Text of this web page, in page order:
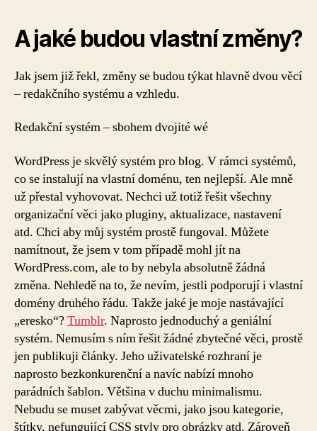
A jaké budou vlastní změny?
Jak jsem již řekl, změny se budou týkat hlavně dvou věcí
– redakčního systému a vzhledu.
Redakční systém – sbohem dvojité wé
WordPress je skvělý systém pro blog. V rámci systémů,
co se instalují na vlastní doménu, ten nejlepší. Ale mně
už přestal vyhovovat. Nechci už totiž řešit všechny
organizační věci jako pluginy, aktualizace, nastavení
atd. Chci aby můj systém prostě fungoval. Můžete
namítnout, že jsem v tom případě mohl jít na
WordPress.com, ale to by nebyla absolutně žádná
změna. Nehledě na to, že nevím, jestli podporují i vlastní
domény druhého řádu. Takže jaké je moje nastávající
„eresko“?Tumblr. Naprosto jednoduchý a geniální
systém. Nemusím s ním řešit žádné zbytečné věci, prostě
jen publikuji články. Jeho uživatelské rozhraní je
naprosto bezkonkurenční a navíc nabízí mnoho
parádních šablon. Většina v duchu minimalismu.
Nebudu se muset zabývat věcmi, jako jsou kategorie,
štítky, nefungující CSS styly pro obrázky atd. Zároveň